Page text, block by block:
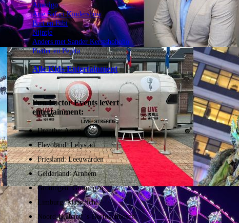
Amerigo
Arie Safari Kindershow
Bart en Bibi
Nijntje
Anders met Sander Kerstshohoho
Pietter en Pepita
Alle Kids-Entertainment
Fun Factor Events levert
entertainment:
Drenthe: Assen
Flevoland: Lelystad
Friesland: Leeuwarden
Gelderland: Arnhem
Groningen: Groningen
Limburg: Maastricht
Noord-Brabant: 's-Hertogenbosch